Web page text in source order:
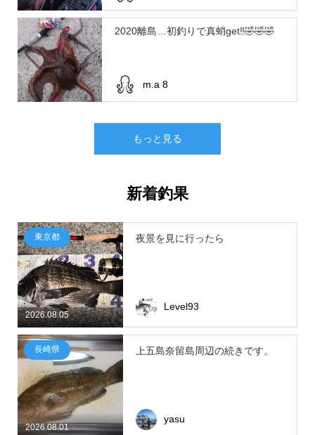
2020離島…初釣りで真蛸get‼️🤣🤣🤣
m.a 8
もっと見る
新着釣果
2026.08.05
東京都 夜景を見に行ったら
Level93
2026.08.01
長崎県 上五島奈留島周辺の続きです。
yasu